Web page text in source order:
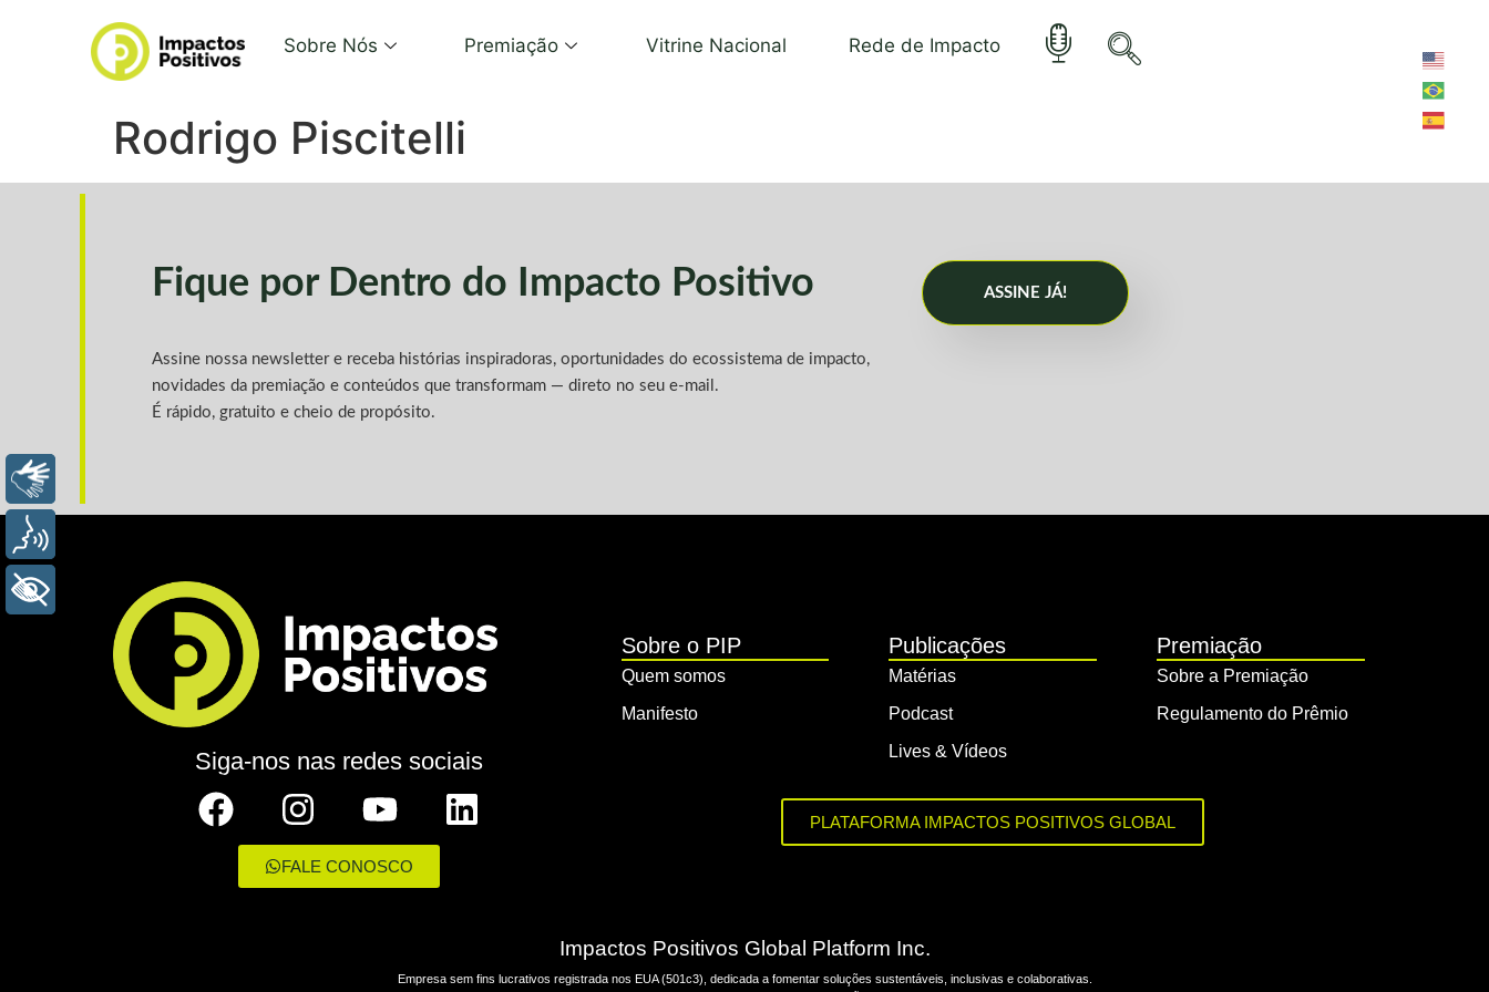
Sobre Nós Premiação Vitrine Nacional Rede de Impacto
Rodrigo Piscitelli
Fique por Dentro do Impacto Positivo
Assine nossa newsletter e receba histórias inspiradoras, oportunidades do ecossistema de impacto,
novidades da premiação e conteúdos que transformam — direto no seu e-mail.
É rápido, gratuito e cheio de propósito.
ASSINE JÁ!
Siga-nos nas redes sociais
FALE CONOSCO
Sobre o PIP
Quem somos
Manifesto
Publicações
Matérias
Podcast
Lives & Vídeos
Premiação
Sobre a Premiação
Regulamento do Prêmio
PLATAFORMA IMPACTOS POSITIVOS GLOBAL
Impactos Positivos Global Platform Inc.
Empresa sem fins lucrativos registrada nos EUA (501c3), dedicada a fomentar soluções sustentáveis, inclusivas e colaborativas.
+ ACESSIBILIDADE